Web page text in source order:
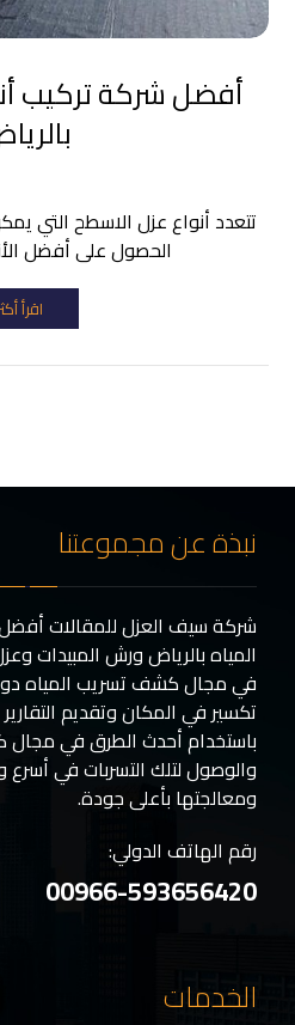
أفضل شركة تركيب
تتعدد أنواع عزل الاسطح التي
الحصول على أفضل
اقرأ
نبذة عن مجموعتنا
شركة سيف العزل للمقالات
المياه بالرياض ورش المبيدات
في مجال كشف تسريب المياه
تكسير في المكان وتقديم
باستخدام أحدث الطرق في مجال
والوصول لتلك التسربات في
ومعالجتها بأعلى جودة.
رقم الهاتف الدولي:
00966-593656420
الخدمات